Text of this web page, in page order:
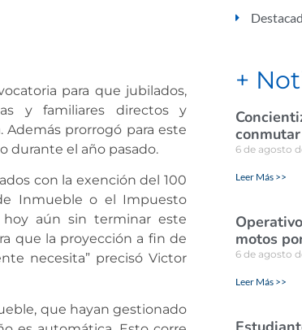
para que jubilados,
y familiares directos y
prorrogó para este
durante el año pasado.
con la exención del 100
Inmueble o el Impuesto
hoy aún sin terminar este
que la proyección a fin de
necesita” precisó Victor
que hayan gestionado
+
6 de agosto
Leer Más >>
motos
6 de agosto
Leer Más >>